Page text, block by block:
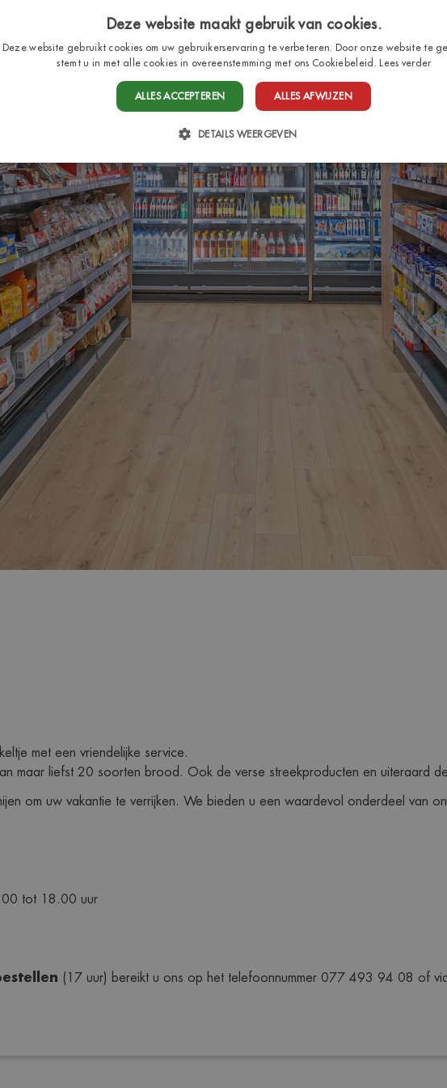
HOMESTAANPLAATSENBUNGALOWS
met een vriendelijke service.
maar liefst 20 soorten brood. Ook de verse streekproducten en uiteraard
om uw vakantie te verrijken. We bieden u een waardevol onderdeel van
tot 18.00 uur
(17 uur) bereikt u ons op het telefoonnummer 077 493 94 08 of
Deze website maakt gebruik van cookies.
Deze website gebruikt cookies om uw gebruikerservaring te verbeteren. Door onze website te
stemt u in met alle cookies in overeenstemming met ons Cookiebeleid. Lees verder
ALLES ACCEPTEREN ALLES AFWIJZEN
DETAILS WEERGEVEN